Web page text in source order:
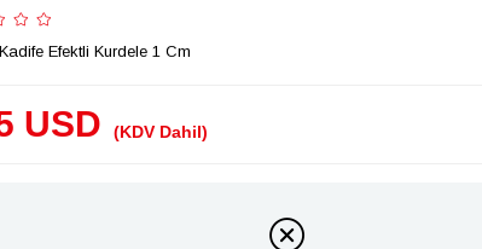
Efektli Kurdele 1 Cm
USD (KDV Dahil)